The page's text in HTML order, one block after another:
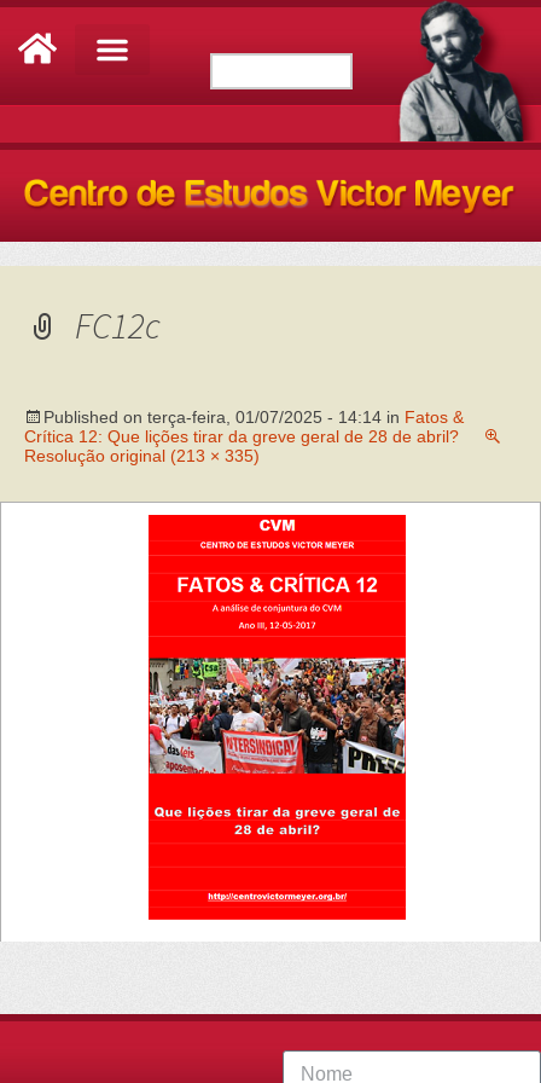
FC12c
Published on terça-feira, 01/07/2025 - 14:14 in Fatos &
Crítica 12: Que lições tirar da greve geral de 28 de abril?
Resolução original (213 × 335)